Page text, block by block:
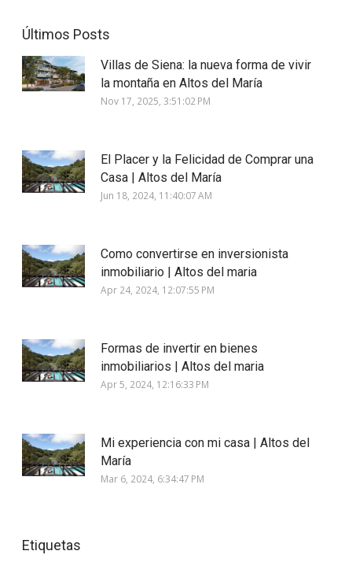
Últimos Posts
Villas de Siena: la nueva forma de vivir
la montaña en Altos del María
Nov 17, 2025, 3:51:02 PM
El Placer y la Felicidad de Comprar una
Casa | Altos del María
Jun 18, 2024, 11:40:07 AM
Como convertirse en inversionista
inmobiliario | Altos del maria
Apr 24, 2024, 12:07:55 PM
Formas de invertir en bienes
inmobiliarios | Altos del maria
Apr 5, 2024, 12:16:33 PM
Mi experiencia con mi casa | Altos del
María
Mar 6, 2024, 6:34:47 PM
Etiquetas